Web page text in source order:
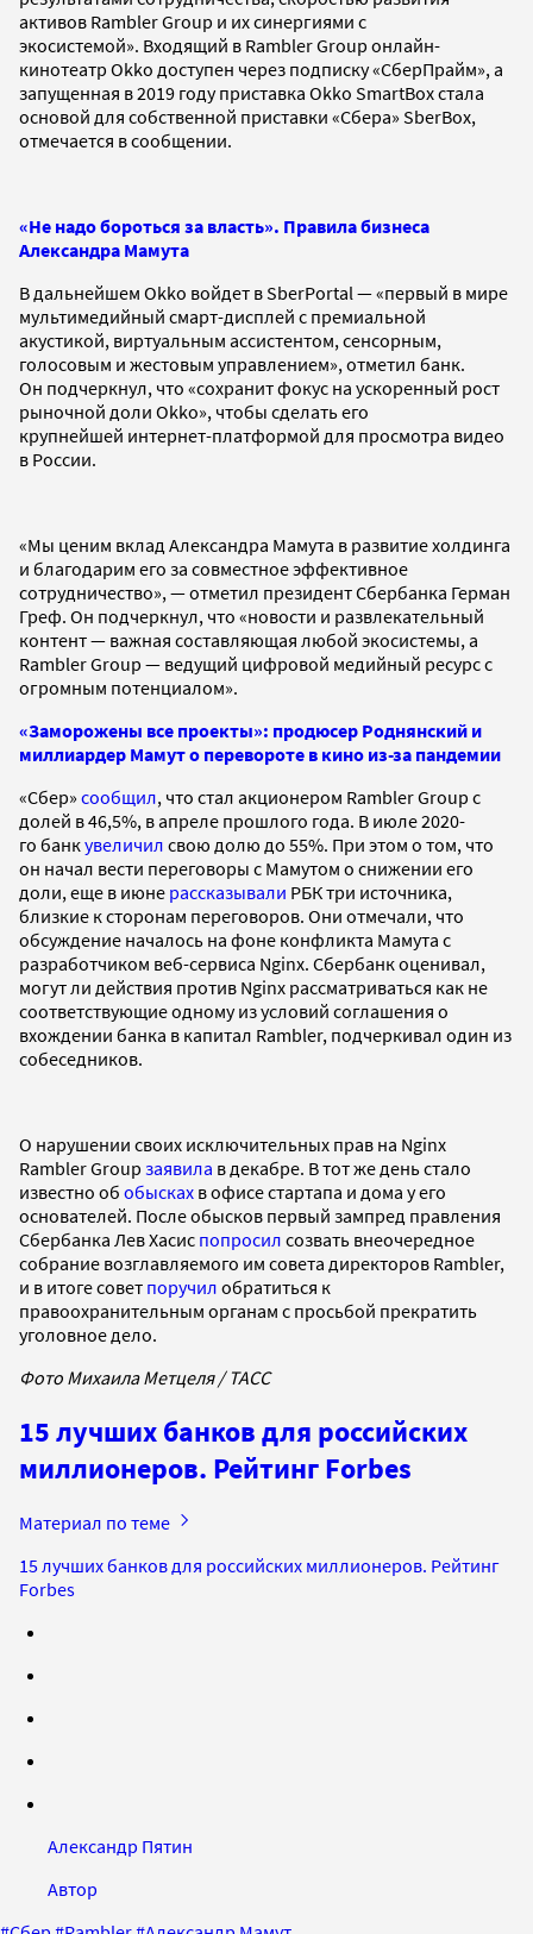
активов Rambler Group и их синергиями с
экосистемой». Входящий в Rambler Group онлайн-
кинотеатр Okko доступен через подписку «СберПрайм», а
запущенная в 2019 году приставка Оkko SmartBox стала
основой для собственной приставки «Сбера» SberBox,
отмечается в сообщении.
«Не надо бороться за власть». Правила бизнеса
Александра Мамута
В дальнейшем Okko войдет в SberPortal — «первый в мире
мультимедийный смарт-дисплей с премиальной
акустикой, виртуальным ассистентом, сенсорным,
голосовым и жестовым управлением», отметил банк.
Он подчеркнул, что «сохранит фокус на ускоренный рост
рыночной доли Okko», чтобы сделать его
крупнейшей интернет-платформой для просмотра видео
в России.
«Мы ценим вклад Александра Мамута в развитие холдинга
и благодарим его за совместное эффективное
сотрудничество», — отметил президент Сбербанка Герман
Греф. Он подчеркнул, что «новости и развлекательный
контент — важная составляющая любой экосистемы, а
Rambler Group — ведущий цифровой медийный ресурс с
огромным потенциалом».
«Заморожены все проекты»: продюсер Роднянский и
миллиардер Мамут о перевороте в кино из-за пандемии
«Сбер» сообщил, что стал акционером Rambler Group с
долей в 46,5%, в апреле прошлого года. В июле 2020-
го банкувеличил свою долю до 55%. При этом о том, что
он начал вести переговоры с Мамутом о снижении его
доли, еще в июне рассказывали РБК три источника,
близкие к сторонам переговоров. Они отмечали, что
обсуждение началось на фоне конфликта Мамута с
разработчиком веб-сервиса Nginx. Сбербанк оценивал,
могут ли действия против Nginx рассматриваться как не
соответствующие одному из условий соглашения о
вхождении банка в капитал Rambler, подчеркивал один из
собеседников.
О нарушении своих исключительных прав на Nginx
Rambler Group заявила в декабре. В тот же день стало
известно об обысках в офисе стартапа и дома у его
основателей. После обысков первый зампред правления
Сбербанка Лев Хасис попросил созвать внеочередное
собрание возглавляемого им совета директоров Rambler,
и в итоге совет поручил обратиться к
правоохранительным органам с просьбой прекратить
уголовное дело.
Фото Михаила Метцеля / ТАСС
15 лучших банков для российских
миллионеров. Рейтинг Forbes
Материал по теме
15 лучших банков для российских миллионеров. Рейтинг
Forbes
Александр Пятин
Автор